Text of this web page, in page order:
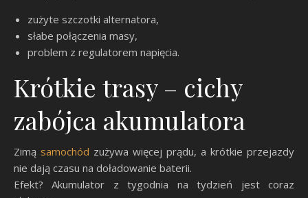
zużyte szczotki alternatora,
słabe połączenia masy,
problem z regulatorem napięcia.
Krótkie trasy – cichy
zabójca akumulatora
Zimą samochód zużywa więcej prądu, a krótkie przejazdy
nie dają czasu na doładowanie baterii.
Efekt? Akumulator z tygodnia na tydzień jest coraz